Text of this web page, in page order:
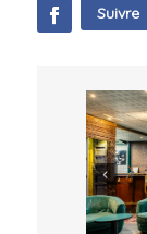
Suivre